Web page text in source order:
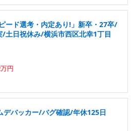
ード選考・内定あり!」新卒・27卒/
土日祝休み/横浜市西区北幸1丁目
円
デバッカー/バグ確認/年休125日